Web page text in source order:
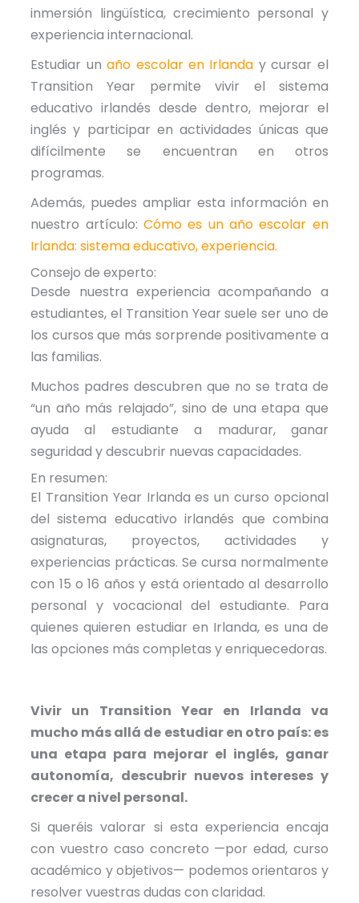
inmersión lingüística, crecimiento personal y
experiencia internacional.
Estudiar unaño escolar en Irlanda y cursar el
Transition Year permite vivir el sistema
educativo irlandés desde dentro, mejorar el
inglés y participar en actividades únicas que
difícilmente se encuentran en otros
programas.
Además, puedes ampliar esta información en
nuestro artículo: Cómo es un año escolar en
Irlanda: sistema educativo, experiencia.
Consejo de experto:
Desde nuestra experiencia acompañando a
estudiantes, el Transition Year suele ser uno de
los cursos que más sorprende positivamente a
las familias.
Muchos padres descubren que no se trata de
“un año más relajado”, sino de una etapa que
ayuda al estudiante a madurar, ganar
seguridad y descubrir nuevas capacidades.
En resumen:
El Transition Year Irlanda es un curso opcional
del sistema educativo irlandés que combina
asignaturas, proyectos, actividades y
experiencias prácticas. Se cursa normalmente
con 15 o 16 años y está orientado al desarrollo
personal y vocacional del estudiante. Para
quienes quieren estudiar en Irlanda, es una de
las opciones más completas y enriquecedoras.
Vivir un Transition Year en Irlanda va
mucho más allá de estudiar en otro país: es
una etapa para mejorar el inglés, ganar
autonomía, descubrir nuevos intereses y
crecer a nivel personal.
Si queréis valorar si esta experiencia encaja
con vuestro caso concreto —por edad, curso
académico y objetivos— podemos orientaros y
resolver vuestras dudas con claridad.